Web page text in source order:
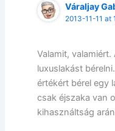
Váraljay
2013-11-11 at
Valamit,
luxuslakást
értékért bérel egy
csak éjszaka van
kihasználtság